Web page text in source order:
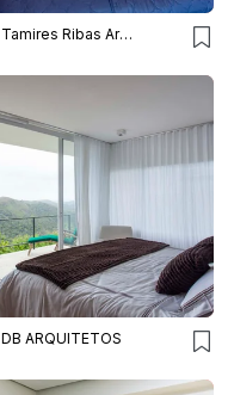
Tamires Ribas Arquitetura
DB ARQUITETOS